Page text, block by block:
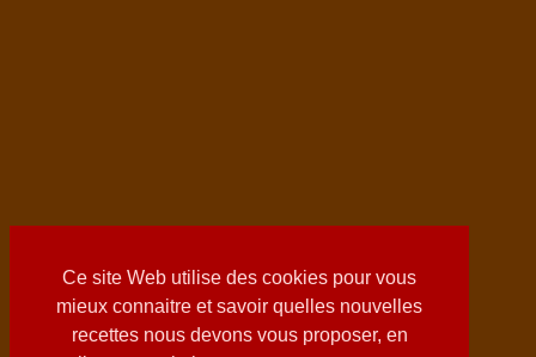
Ce site Web utilise des cookies pour vous
mieux connaitre et savoir quelles nouvelles
recettes nous devons vous proposer, en